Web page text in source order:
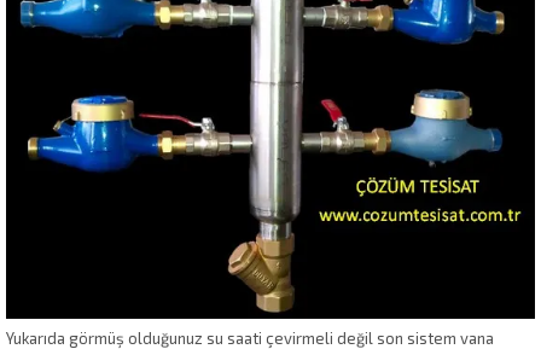
Yukarıda görmüş olduğunuz su saati çevirmeli değil son sistem vana